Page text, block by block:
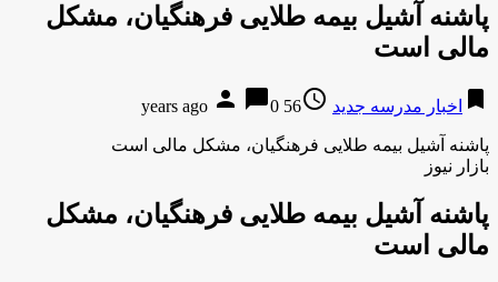
پاشنه آشیل بیمه طلایی فرهنگیان، مشکل
مالی است
bookmark اخبار مدرسه جدید access_time
56 years ago
person chat_bubble0
پاشنه آشیل بیمه طلایی فرهنگیان، مشکل مالی است
بازار نیوز
پاشنه آشیل بیمه طلایی فرهنگیان، مشکل
مالی است